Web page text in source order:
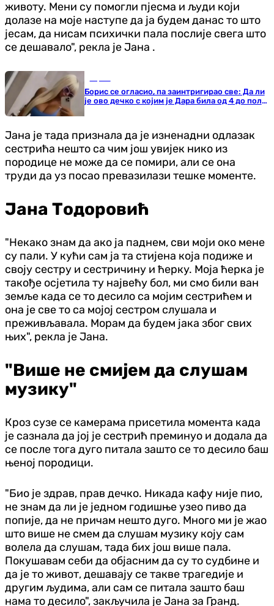
животу. Мени су помогли пјесма и људи који
долазе на моје наступе да ја будем данас то што
јесам, да нисам психички пала послије свега што
се дешавало", рекла је Јана .
Борис се огласио, па заинтригирао све: Да ли
је ово дечко с којим је Дара била од 4 до пола
Јана је тада признала да је изненадни одлазак
сестрића нешто са чим још увијек нико из
породице не може да се помири, али се она
труди да уз посао превазилази тешке моменте.
Јана Тодоровић
"Некако знам да ако ја паднем, сви моји око мене
су пали. У кући сам ја та стијена која подиже и
своју сестру и сестричину и ћерку. Моја ћерка је
такође осјетила ту највећу бол, ми смо били ван
земље када се то десило са мојим сестрићем и
она је све то са мојој сестром слушала и
преживљавала. Морам да будем јака због свих
њих", рекла је Јана.
"Више не смијем да слушам
музику"
Кроз сузе се камерама присетила момента када
је сазнала да јој је сестрић преминуо и додала да
се после тога дуго питала зашто се то десило баш
њеној породици.
"Био је здрав, прав дечко. Никада кафу није пио,
не знам да ли је једном годишње узео пиво да
попије, да не причам нешто дуго. Много ми је жао
што више не смем да слушам музику коју сам
волела да слушам, тада бих још више пала.
Покушавам себи да објасним да су то судбине и
да је то живот, дешавају се такве трагедије и
другим људима, али сам се питала зашто баш
нама то десило", закључила је Јана за Гранд.